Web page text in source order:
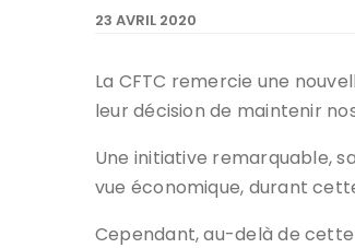
23 AVRIL 2020
La CFTC remercie une
leur décision de maintenir
Une initiative remarquable,
vue économique, durant
Cependant, au-delà de